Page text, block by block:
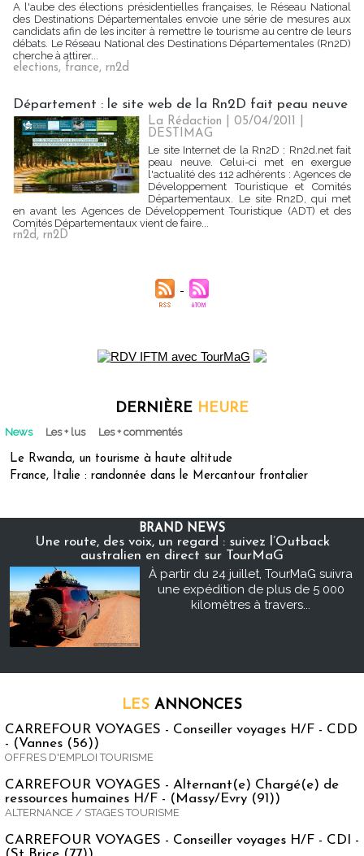
A l'aube des élections présidentielles françaises, le Réseau National
des Destinations Départementales envoie une série de mesures aux
candidats afin de les inciter à remettre le tourisme au centre de leurs
débats. Le Réseau National des Destinations Départementales (Rn2D)
cherche à attirer...
elections, france, rn2d
Département : le site web de la Rn2D fait peau neuve
La Rédaction | 05/04/2011
DESTIMAG
Le site Internet de la Rn2D : Rn2d.net fait
peau neuve. Celui-ci met en exergue
l'actualité des 112 adhérents : Agences de
Développement Touristique et Comités
Départementaux. Le site Rn2D, qui met
en avant les Agences de Développement Touristique (ADT) et des
Comités Départementaux vient de faire...
rn2d, rn2D
DERNIÈRE HEURE
News Les + lus Les + commentés
Le Rwanda, un tourisme à haute altitude
France, Italie : randonnée dans le Mercantour frontalier
BRAND NEWS
Une route, des voix, un regard : suivez l’Outback
australien en direct sur TourMaG
À partir du 24 juillet, TourMaG suivra
une expédition de plus de 5 000
kilomètres à travers...
LES ANNONCES
CARREFOUR VOYAGES - Conseiller voyages H/F - CDD
- (Vannes (56))
OFFRES D'EMPLOI TOURISME
CARREFOUR VOYAGES - Alternant(e) Chargé(e) de
ressources humaines H/F - (Massy/Evry (91))
ALTERNANCE / STAGES TOURISME
CARREFOUR VOYAGES - Conseiller voyages H/F - CDI -